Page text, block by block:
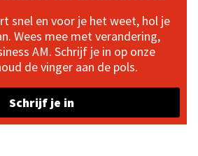
snel en voor je het weet, hol je
Wees mee met verandering,
AM. Schrijf je in op onze
de vinger aan de pols.
Schrijf je in